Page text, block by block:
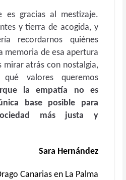
es gracias al mestizaje.
y tierra de acogida, y
recordarnos quiénes
memoria de esa apertura
mirar atrás con nostalgia,
valores queremos
la empatía no es
base posible para
más justa y
Sara Hernández
Canarias en La Palma